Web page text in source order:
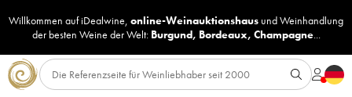
Willkommen auf iDealwine, online-Weinauktionshaus undWeinhandlung
der besten Weine der Welt: Burgund, Bordeaux, Champagne...